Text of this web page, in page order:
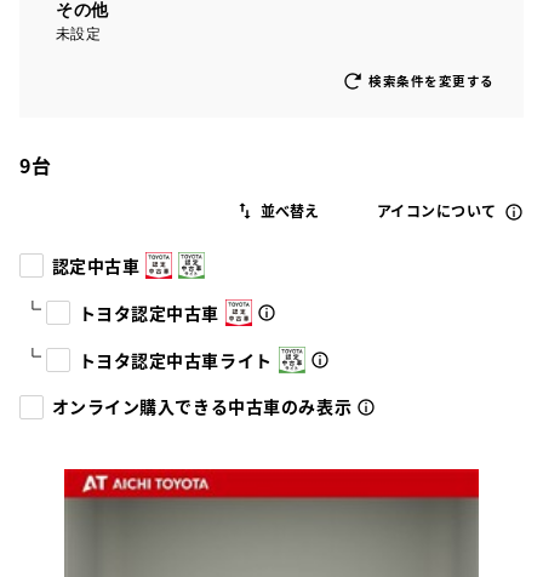
その他
未設定
検索条件を変更する
9台
アイコンについて
認定中古車
トヨタ認定中古車
トヨタ認定中古車ライト
オンライン購入できる中古車のみ表示